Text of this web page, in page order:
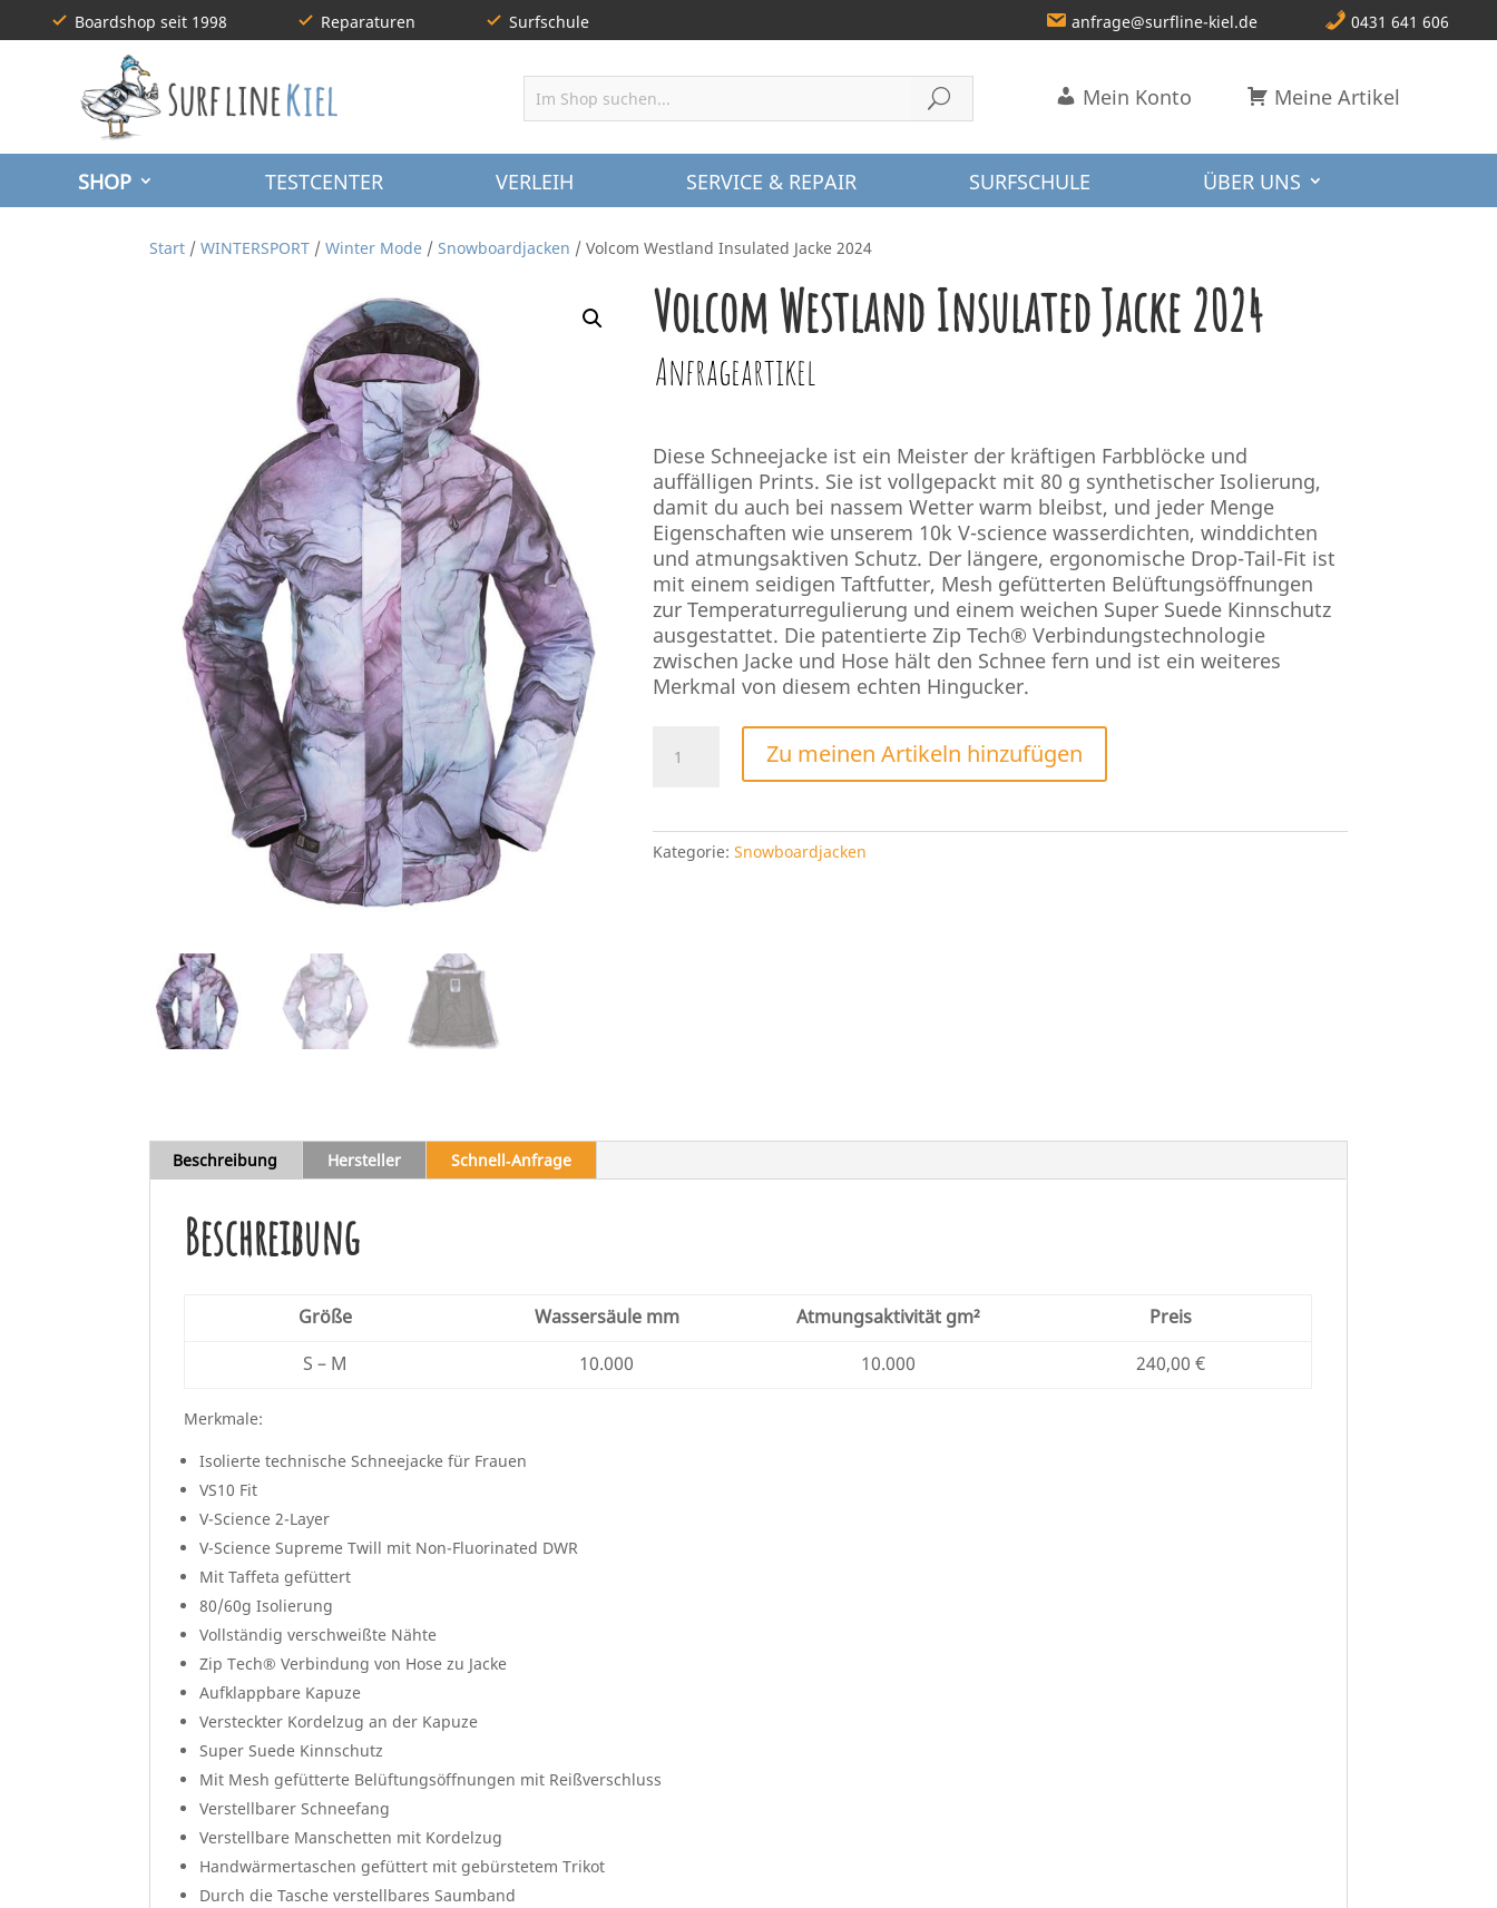
Boardshop seit 1998 Reparaturen Surfschule 0431 641 606
anfrage@surfline-kiel.de
Meine Artikel
Mein Konto
SHOP TESTCENTER VERLEIH SERVICE & REPAIR SURFSCHULE ÜBER UNS
Start /WINTERSPORT /Winter Mode /Snowboardjacken / Volcom Westland Insulated Jacke 2024
Volcom Westland Insulated Jacke 2024
Anfrageartikel
Diese Schneejacke ist ein Meister der kräftigen Farbblöcke und
auffälligen Prints. Sie ist vollgepackt mit 80 g synthetischer Isolierung,
damit du auch bei nassem Wetter warm bleibst, und jeder Menge
Eigenschaften wie unserem 10k V-science wasserdichten, winddichten
und atmungsaktiven Schutz. Der längere, ergonomische Drop-Tail-Fit ist
mit einem seidigen Taftfutter, Mesh gefütterten Belüftungsöffnungen
zur Temperaturregulierung und einem weichen Super Suede Kinnschutz
ausgestattet. Die patentierte Zip Tech® Verbindungstechnologie
zwischen Jacke und Hose hält den Schnee fern und ist ein weiteres
Merkmal von diesem echten Hingucker.
Westland
Menge
Zu meinen Artikeln hinzufügen
Kategorie: Snowboardjacken
Beschreibung Hersteller Schnell‑Anfrage
Beschreibung
Größe Wassersäule mm Atmungsaktivität gm²
Preis
S – M
10.000 10.000 240,00 €
Merkmale:
Isolierte technische Schneejacke für Frauen
VS10 Fit
V-Science 2-Layer
V-Science Supreme Twill mit Non-Fluorinated DWR
Mit Taffeta gefüttert
80/60g Isolierung
Vollständig verschweißte Nähte
Zip Tech® Verbindung von Hose zu Jacke
Aufklappbare Kapuze
Versteckter Kordelzug an der Kapuze
Super Suede Kinnschutz
Mit Mesh gefütterte Belüftungsöffnungen mit Reißverschluss
Verstellbarer Schneefang
Verstellbare Manschetten mit Kordelzug
Handwärmertaschen gefüttert mit gebürstetem Trikot
Durch die Tasche verstellbares Saumband